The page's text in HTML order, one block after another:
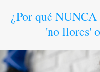
¿Por qué
'no llores'